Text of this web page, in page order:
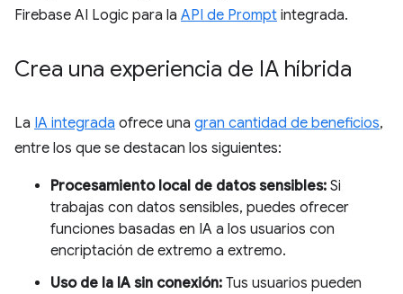
Firebase AI Logic para la API de Prompt integrada.
Crea una experiencia de IA híbrida
La IA integrada ofrece una gran cantidad de beneficios,
entre los que se destacan los siguientes:
Procesamiento local de datos sensibles: Si
trabajas con datos sensibles, puedes ofrecer
funciones basadas en IA a los usuarios con
encriptación de extremo a extremo.
Uso de la IA sin conexión: Tus usuarios pueden